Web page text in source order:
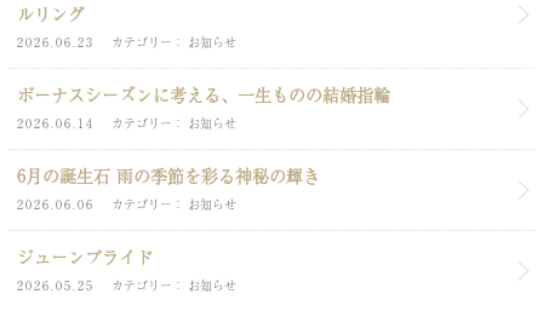
ルリング
2026.06.23 カテゴリー お知らせ
ボーナスシーズンに考える、一生ものの結婚指輪
2026.06.14 カテゴリー お知らせ
6月の誕生石 雨の季節を彩る神秘の輝き
2026.06.06 カテゴリー お知らせ
ジューンブライド
2026.05.25 カテゴリー お知らせ